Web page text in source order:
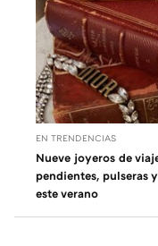
EN TRENDENCIAS
Nueve joyeros de
pendientes, pulseras
este verano